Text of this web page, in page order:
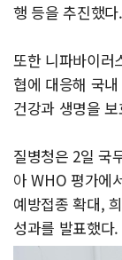
행 등을 추진했다.
또한 니파바이러
협에 대응해 국
건강과 생명을
질병청은 2일 국
아 WHO 평가에
예방접종 확대,
성과를 발표했다.